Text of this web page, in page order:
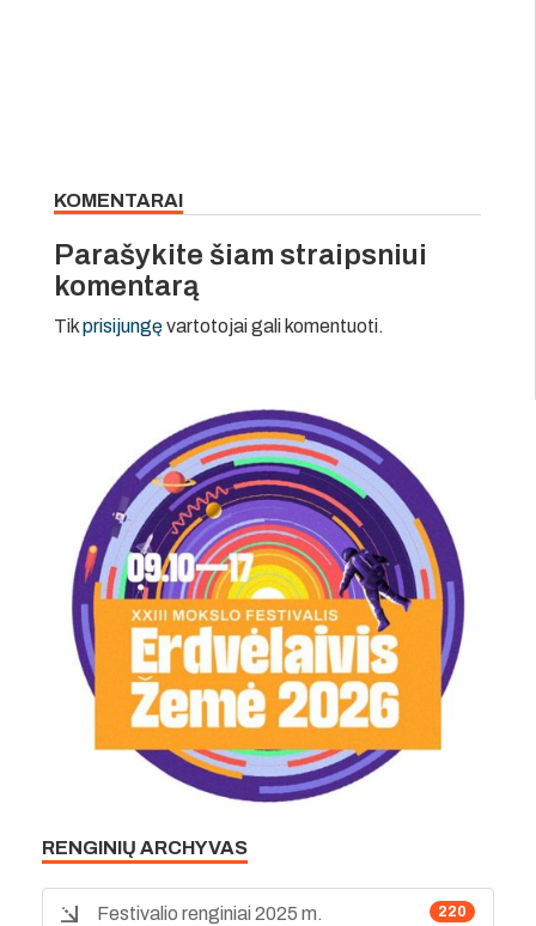
KOMENTARAI
Parašykite šiam straipsniui
komentarą
Tikprisijungęvartotojai gali komentuoti.
RENGINIŲ ARCHYVAS
220
Festivalio renginiai 2025 m.